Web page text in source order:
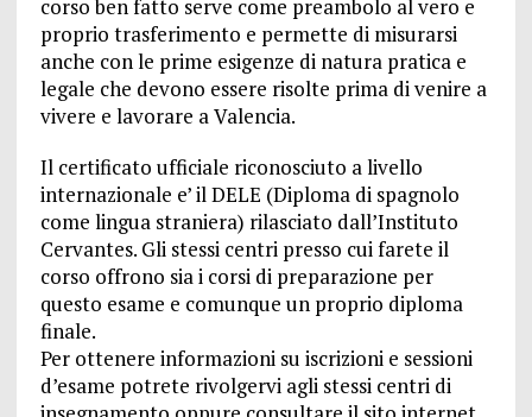
corso ben fatto serve come preambolo al vero e
proprio trasferimento e permette di misurarsi
anche con le prime esigenze di natura pratica e
legale che devono essere risolte prima di venire a
vivere e lavorare a Valencia.
Il certificato ufficiale riconosciuto a livello
internazionale e’ il DELE (Diploma di spagnolo
come lingua straniera) rilasciato dall’Instituto
Cervantes. Gli stessi centri presso cui farete il
corso offrono sia i corsi di preparazione per
questo esame e comunque un proprio diploma
finale.
Per ottenere informazioni su iscrizioni e sessioni
d’esame potrete rivolgervi agli stessi centri di